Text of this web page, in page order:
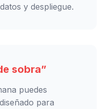
y despliegue.
sobra”
puedes
para